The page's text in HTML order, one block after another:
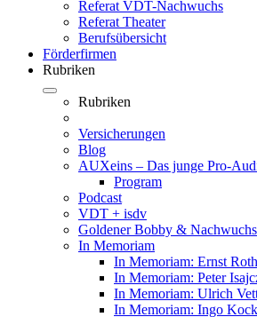
Referat VDT-Nachwuchs
Referat Theater
Berufsübersicht
Förderfirmen
Rubriken
Rubriken
Versicherungen
Blog
AUXeins – Das junge Pro-
Program
Podcast
VDT + isdv
Goldener Bobby &
In Memoriam
In Memoriam: Ernst
In Memoriam: Peter
In Memoriam: Ulrich
In Memoriam: Ingo Kock